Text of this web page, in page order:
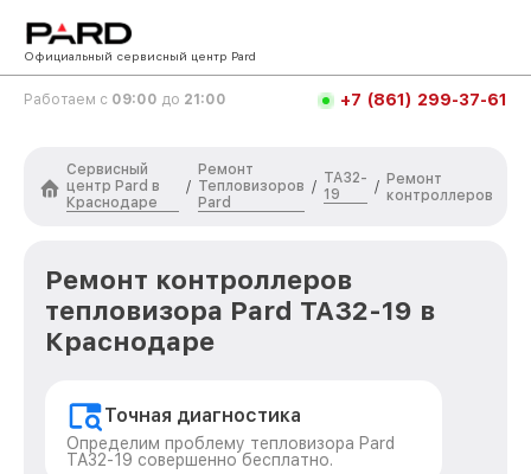
Официальный сервисный центр Pard
Работаем с 09:00 до 21:00 +7 (861) 299-37-61
Сервисный
центр Pard в
Краснодаре
/
Ремонт
Тепловизоров
Pard
/
TA32-
19
/ Ремонт
контроллеров
Ремонт контроллеров
тепловизора Pard TA32-19 в
Краснодаре
Точная диагностика
Определим проблему тепловизора Pard
TA32-19 совершенно бесплатно.